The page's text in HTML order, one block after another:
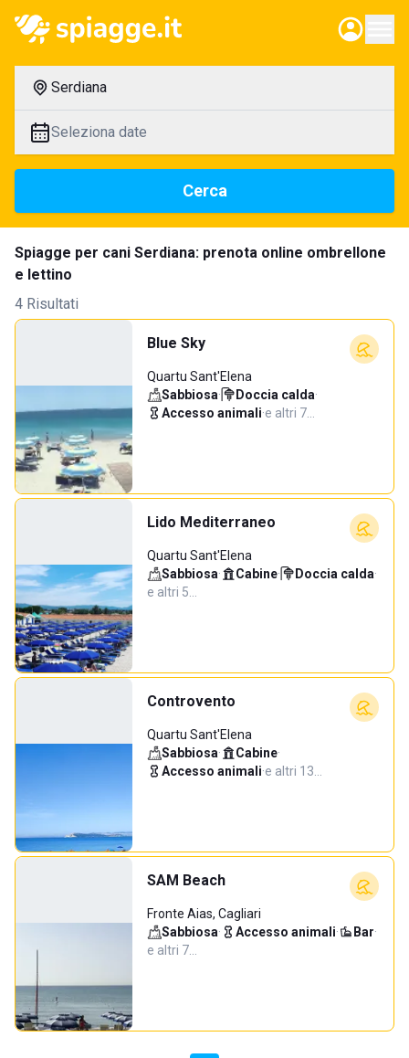
Serdiana
Seleziona date
Cerca
Spiagge per cani Serdiana: prenota online ombrellone
e lettino
4 Risultati
Blue Sky
Quartu Sant'Elena
Sabbiosa· Doccia calda·
Accesso animali·e altri 7…
Lido Mediterraneo
Quartu Sant'Elena
Sabbiosa· Cabine· Doccia calda·
e altri 5…
Controvento
Quartu Sant'Elena
Sabbiosa· Cabine·
Accesso animali·e altri 13…
SAM Beach
Fronte Aias, Cagliari
Sabbiosa· Accesso animali· Bar·
e altri 7…